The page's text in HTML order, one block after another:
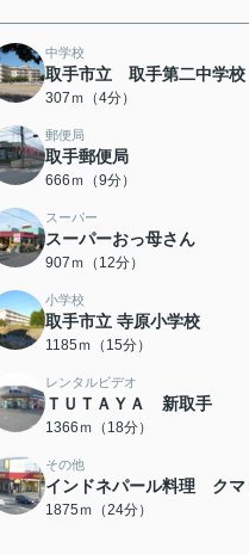
中学校
取手市立 取手第二中学校
307ｍ（4分）
郵便局
取手郵便局
666ｍ（9分）
スーパー
スーパーおっ母さん
907ｍ（12分）
小学校
取手市立 寺原小学校
1185ｍ（15分）
レンタルビデオ
ＴＵＴＡＹＡ 新取手
1366ｍ（18分）
その他
インドネパール料理 クマ
1875ｍ（24分）